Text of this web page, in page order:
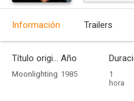
Información Trailers
Título original
Moonlighting
Año
1985
1
hora